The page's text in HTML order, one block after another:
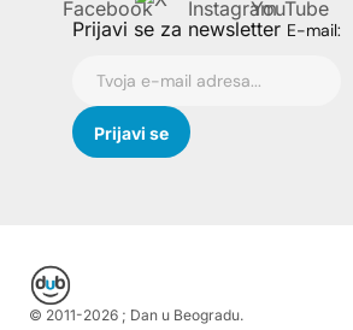
Prijavi se za newsletter E-mail:
© 2011-2026 ; Dan u Beogradu.